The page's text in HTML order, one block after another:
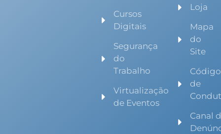
Cursos
Digitais
Segurança
do
Trabalho
Virtualização
de Eventos
Loja
Mapa
do
Site
Código
de
Canal